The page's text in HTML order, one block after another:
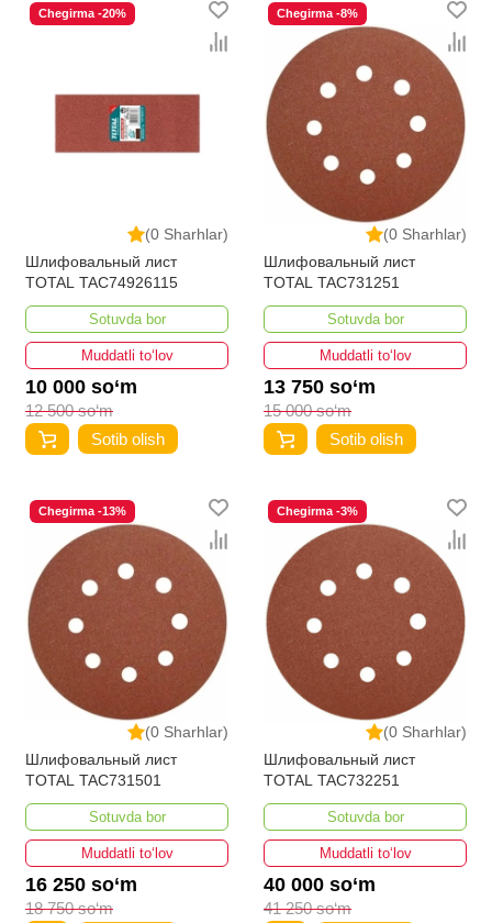
(0 Sharhlar)
Chegirma -20%
Шлифовальный лист
TOTAL TAC74926115
Sotuvda bor
Muddatli to‘lov
10 000 so‘m
12 500 so‘m
Sotib olish
(0 Sharhlar)
Chegirma -8%
Шлифовальный лист
TOTAL TAC731251
Sotuvda bor
Muddatli to‘lov
13 750 so‘m
15 000 so‘m
Sotib olish
(0 Sharhlar)
Chegirma -13%
Шлифовальный лист
TOTAL TAC731501
Sotuvda bor
Muddatli to‘lov
16 250 so‘m
18 750 so‘m
(0 Sharhlar)
Chegirma -3%
Шлифовальный лист
TOTAL TAC732251
Sotuvda bor
Muddatli to‘lov
40 000 so‘m
41 250 so‘m